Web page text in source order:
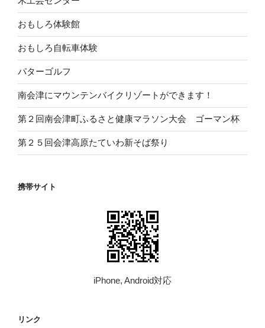
おもしろ体験館
おもしろ自転車体験
パターゴルフ
南会津にマウンテンバイクリゾートができます！
第２回南会津町ふるさと健康マラソン大会 ゴーマン杯
第２５回会津高原たていわ新そば祭り
携帯サイト
iPhone, Android対応
リンク